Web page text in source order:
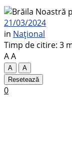
21/03/2024
in Național
Timp de citire: 3
AA
A
A
Resetează
0